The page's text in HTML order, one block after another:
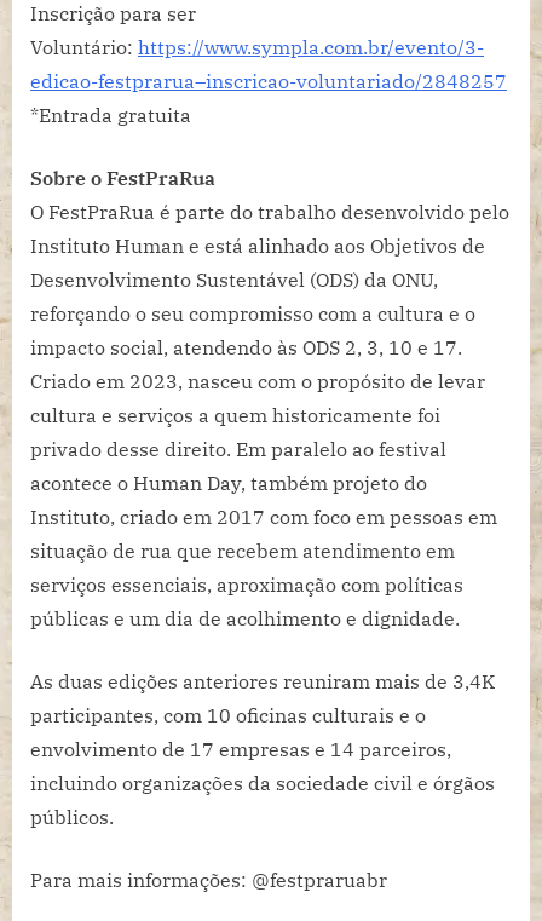
Inscrição para ser
Voluntário: https://www.sympla.com.br/evento/3-
edicao-festprarua–inscricao-voluntariado/2848257
*Entrada gratuita
Sobre o FestPraRua
O FestPraRua é parte do trabalho desenvolvido pelo
Instituto Human e está alinhado aos Objetivos de
Desenvolvimento Sustentável (ODS) da ONU,
reforçando o seu compromisso com a cultura e o
impacto social, atendendo às ODS 2, 3, 10 e 17.
Criado em 2023, nasceu com o propósito de levar
cultura e serviços a quem historicamente foi
privado desse direito. Em paralelo ao festival
acontece o Human Day, também projeto do
Instituto, criado em 2017 com foco em pessoas em
situação de rua que recebem atendimento em
serviços essenciais, aproximação com políticas
públicas e um dia de acolhimento e dignidade.
As duas edições anteriores reuniram mais de 3,4K
participantes, com 10 oficinas culturais e o
envolvimento de 17 empresas e 14 parceiros,
incluindo organizações da sociedade civil e órgãos
públicos.
Para mais informações: @festpraruabr